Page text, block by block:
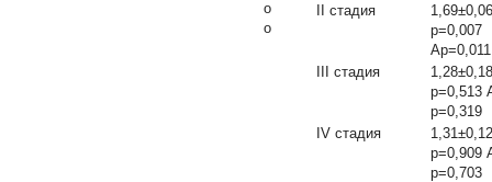
о
о
II стадия
p=0,007
Аp=0,011
III стадия
p=0,513
p=0,319
IV стадия
p=0,909
p=0,703